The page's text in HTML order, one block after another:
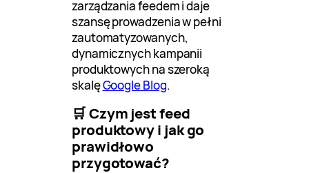
zarządzania feedem i daje
szansę prowadzenia w pełni
zautomatyzowanych,
dynamicznych kampanii
produktowych na szeroką
skalęGoogle Blog.
🛒 Czym jest feed
produktowy i jak go
prawidłowo
przygotować?